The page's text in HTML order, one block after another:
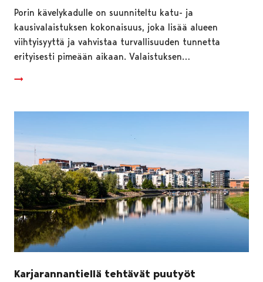
Porin kävelykadulle on suunniteltu katu- ja
kausivalaistuksen kokonaisuus, joka lisää alueen
viihtyisyyttä ja vahvistaa turvallisuuden tunnetta
erityisesti pimeään aikaan. Valaistuksen…
Karjarannantiellä tehtävät puutyöt